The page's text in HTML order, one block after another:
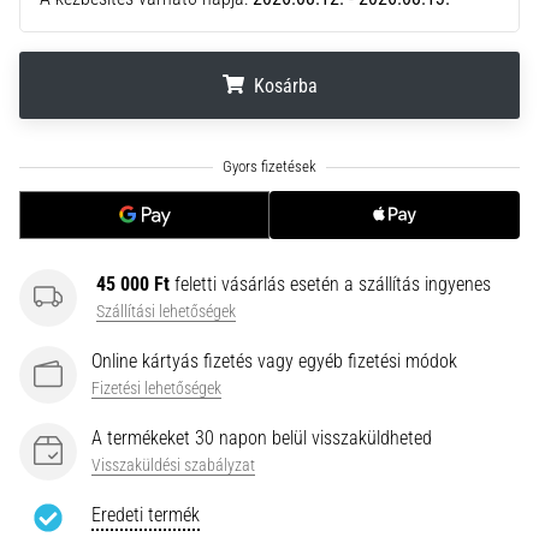
és
A
más
néven
szalag
(ITBS),
gyakori
egészségügyi
probléma,
amellyel
Kosárba
45 000 Ft feletti vásárlás esetén a szállítás ingyenes
Szállítási lehetőségek
Online kártyás fizetés vagy egyéb fizetési módok
Fizetési lehetőségek
A termékeket 30 napon belül visszaküldheted
Visszaküldési szabályzat
Eredeti termék